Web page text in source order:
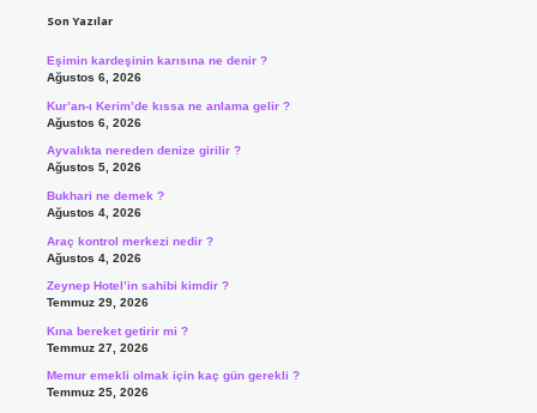
Son Yazılar
Eşimin kardeşinin karısına ne denir ?
Ağustos 6, 2026
Kur’an-ı Kerim’de kıssa ne anlama gelir ?
Ağustos 6, 2026
Ayvalıkta nereden denize girilir ?
Ağustos 5, 2026
Bukhari ne demek ?
Ağustos 4, 2026
Araç kontrol merkezi nedir ?
Ağustos 4, 2026
Zeynep Hotel’in sahibi kimdir ?
Temmuz 29, 2026
Kına bereket getirir mi ?
Temmuz 27, 2026
Memur emekli olmak için kaç gün gerekli ?
Temmuz 25, 2026